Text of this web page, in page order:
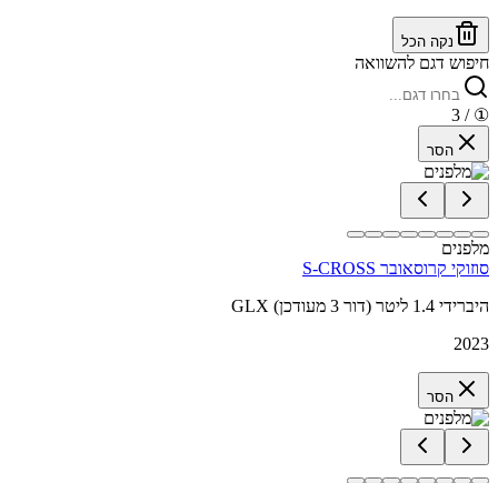
נקה הכל
חיפוש דגם להשוואה
①
/ 3
הסר
מלפנים
סוזוקי קרוסאובר S-CROSS
GLX היברידי 1.4 ליטר (דור 3 מעודכן)
2023
הסר